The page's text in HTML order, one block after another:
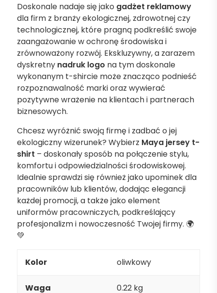
Doskonale nadaje się jako gadżet reklamowy
dla firm z branży ekologicznej, zdrowotnej czy
technologicznej, które pragną podkreślić swoje
zaangażowanie w ochronę środowiska i
zrównoważony rozwój. Ekskluzywny, a zarazem
dyskretny nadruk logo na tym doskonale
wykonanym t-shircie może znacząco podnieść
rozpoznawalność marki oraz wywierać
pozytywne wrażenie na klientach i partnerach
biznesowych.
Chcesz wyróżnić swoją firmę i zadbać o jej
ekologiczny wizerunek? Wybierz Maya jersey t-
shirt – doskonały sposób na połączenie stylu,
komfortu i odpowiedzialności środowiskowej.
Idealnie sprawdzi się również jako upominek dla
pracowników lub klientów, dodając elegancji
każdej promocji, a także jako element
uniformów pracowniczych, podkreślający
profesjonalizm i nowoczesność Twojej firmy. 🌍
💚
Kolor oliwkowy
Waga 0.22 kg